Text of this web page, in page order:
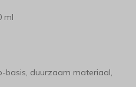
ml
basis, duurzaam materiaal,